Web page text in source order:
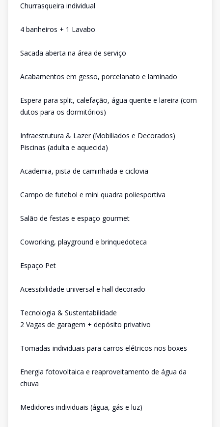
Churrasqueira individual
4 banheiros + 1 Lavabo
Sacada aberta na área de serviço
Acabamentos em gesso, porcelanato e laminado
Espera para split, calefação, água quente e lareira (com
dutos para os dormitórios)
Infraestrutura & Lazer (Mobiliados e Decorados)
Piscinas (adulta e aquecida)
Academia, pista de caminhada e ciclovia
Campo de futebol e mini quadra poliesportiva
Salão de festas e espaço gourmet
Coworking, playground e brinquedoteca
Espaço Pet
Acessibilidade universal e hall decorado
Tecnologia & Sustentabilidade
2 Vagas de garagem + depósito privativo
Tomadas individuais para carros elétricos nos boxes
Energia fotovoltaica e reaproveitamento de água da
chuva
Medidores individuais (água, gás e luz)